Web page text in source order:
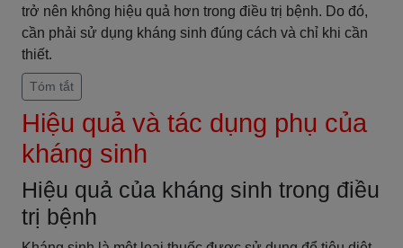
trở nên không hiệu quả hơn trong điều trị bệnh. Do đó,
cần phải sử dụng kháng sinh đúng cách và chỉ khi cần
thiết.
Tóm tắt
Hiệu quả và tác dụng phụ của
kháng sinh
Hiệu quả của kháng sinh trong điều
trị bệnh